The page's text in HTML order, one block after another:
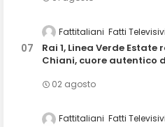
Fattitaliani Fatti Televisivi
Rai 1, Linea Verde
Chiani, cuore autentico
02 agosto
Fattitaliani Fatti Televisivi